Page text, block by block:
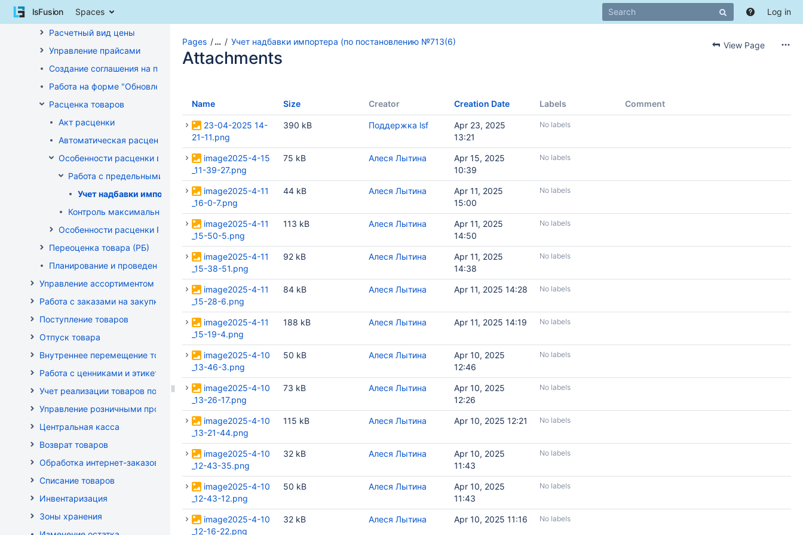
Skip
breadcrumbs
lsFusion Spaces Log in
Таблица стандартных видов цен
Расчетный вид цены
Управление прайсами
Создание соглашения на поставку
Работа на форме "Обновление розничных цен"
Расценка товаров
Акт расценки
Автоматическая расценка при проведении документов товародвижения
Особенности расценки в РБ
Работа с предельными надбавками
Учет надбавки импортера (по постановлению №713(6)
Контроль максимальных цен (РБ)
Особенности расценки РФ
Переоценка товара (РБ)
Планирование и проведение акций
Управление ассортиментом магазинов
Работа с заказами на закупку
Поступление товаров
Отпуск товара
Внутреннее перемещение товаров
Работа с ценниками и этикетками
Учет реализации товаров по кассе
Управление розничными продажами
Центральная касса
Возврат товаров
Обработка интернет-заказов
Списание товаров
Инвентаризация
Зоны хранения
View Page
Pages … Учет надбавки импортера (по постановлению №713(6)
Attachments
Name Size Creator Creation Date Labels Comment
23-04-2025 14-
21-11.png
390 kB Поддержка lsf
Apr 23, 2025
13:21
No labels
image2025-4-15
_11-39-27.png
75 kB Алеся Лытина
Apr 15, 2025
10:39
No labels
image2025-4-11
_16-0-7.png
44 kB Алеся Лытина
Apr 11, 2025
15:00
No labels
image2025-4-11
_15-50-5.png
113 kB Алеся Лытина
Apr 11, 2025
14:50
No labels
image2025-4-11
_15-38-51.png
92 kB Алеся Лытина
Apr 11, 2025
14:38
No labels
image2025-4-11
_15-28-6.png
84 kB Алеся Лытина Apr 11, 2025 14:28 No labels
image2025-4-11
_15-19-4.png
188 kB Алеся Лытина Apr 11, 2025 14:19 No labels
image2025-4-10
_13-46-3.png
50 kB Алеся Лытина
Apr 10, 2025
12:46
No labels
image2025-4-10
_13-26-17.png
73 kB Алеся Лытина
Apr 10, 2025
12:26
No labels
image2025-4-10
_13-21-44.png
115 kB Алеся Лытина Apr 10, 2025 12:21 No labels
image2025-4-10
_12-43-35.png
32 kB Алеся Лытина
Apr 10, 2025
11:43
No labels
image2025-4-10
_12-43-12.png
50 kB Алеся Лытина
Apr 10, 2025
11:43
No labels
image2025-4-10
_12-16-22.png
32 kB Алеся Лытина Apr 10, 2025 11:16 No labels